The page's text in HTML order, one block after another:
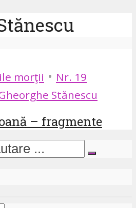
morţii • Nr. 19
Stănescu
– fragmente